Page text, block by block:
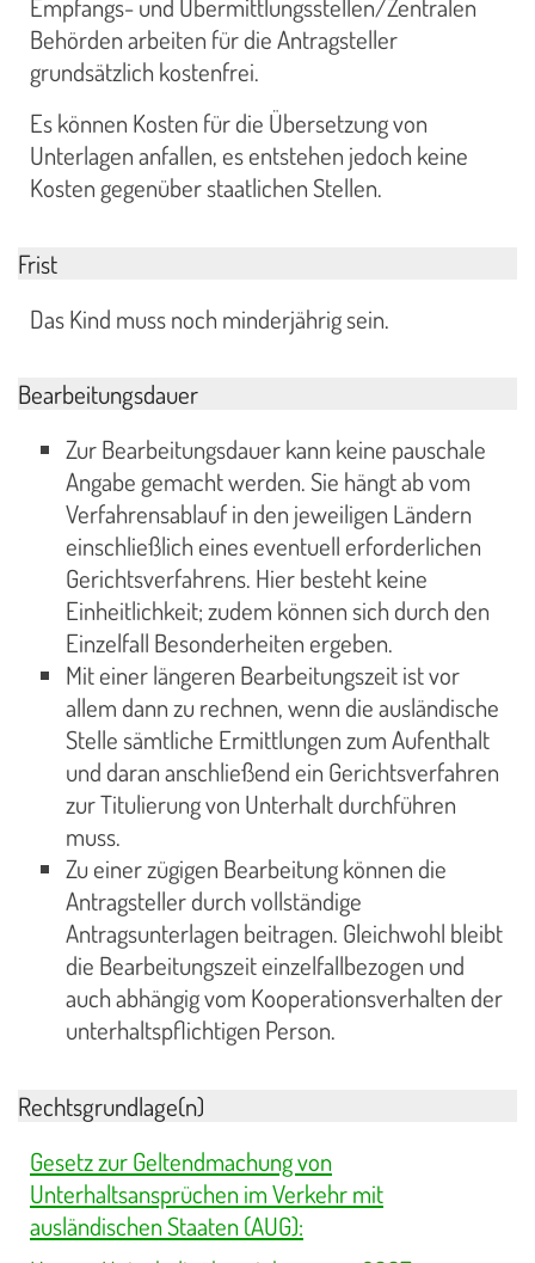
Empfangs- und Übermittlungsstellen/Zentralen
Behörden arbeiten für die Antragsteller
grundsätzlich kostenfrei.
Es können Kosten für die Übersetzung von
Unterlagen anfallen, es entstehen jedoch keine
Kosten gegenüber staatlichen Stellen.
Frist
Das Kind muss noch minderjährig sein.
Bearbeitungsdauer
Zur Bearbeitungsdauer kann keine pauschale
Angabe gemacht werden. Sie hängt ab vom
Verfahrensablauf in den jeweiligen Ländern
einschließlich eines eventuell erforderlichen
Gerichtsverfahrens. Hier besteht keine
Einheitlichkeit; zudem können sich durch den
Einzelfall Besonderheiten ergeben.
Mit einer längeren Bearbeitungszeit ist vor
allem dann zu rechnen, wenn die ausländische
Stelle sämtliche Ermittlungen zum Aufenthalt
und daran anschließend ein Gerichtsverfahren
zur Titulierung von Unterhalt durchführen
muss.
Zu einer zügigen Bearbeitung können die
Antragsteller durch vollständige
Antragsunterlagen beitragen. Gleichwohl bleibt
die Bearbeitungszeit einzelfallbezogen und
auch abhängig vom Kooperationsverhalten der
unterhaltspflichtigen Person.
Rechtsgrundlage(n)
Gesetz zur Geltendmachung von
Unterhaltsansprüchen im Verkehr mit
ausländischen Staaten (AUG):